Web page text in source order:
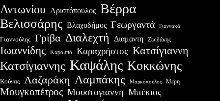
Αντωνίου Αριστόπουλος Βέρρα
Βελισσάρης Βλαχοδήμος Γεωργαντά Γιαννακά
Γιαννούλης Γρίβα Διαλεχτή Διαμαντη Ζωιδάκης
Ιωαννίδης Καραμπά Καραχρήστος Κατσίγιαννη
Κατσίγιαννης Καψάλης Κοκκώνης
Κούνας Λαζαράκη Λαμπάκης Μαρκόπουλος Μερη
Μουγκοπέτρος Μουστογιαννη Μπέκιος